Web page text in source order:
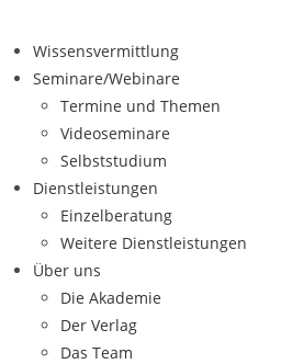
Wissensvermittlung
Seminare/Webinare
Termine und Themen
Videoseminare
Selbststudium
Dienstleistungen
Einzelberatung
Weitere Dienstleistungen
Über uns
Die Akademie
Der Verlag
Das Team